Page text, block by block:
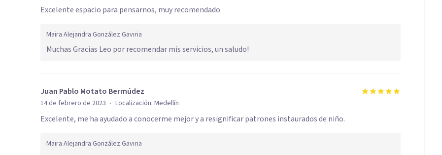
Excelente espacio para pensarnos, muy recomendado
Maira Alejandra González Gaviria
Muchas Gracias Leo por recomendar mis servicios, un saludo!
Juan Pablo Motato Bermúdez
14 de febrero de 2023 · Localización: Medellín
Excelente, me ha ayudado a conocerme mejor y a resignificar patrones instaurados de niño.
Maira Alejandra González Gaviria